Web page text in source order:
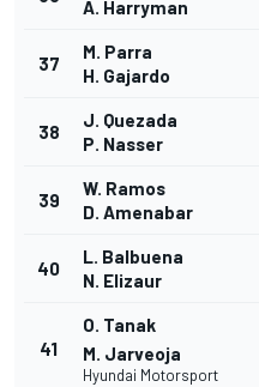
A. Harryman
37
M. Parra
H. Gajardo
38
J. Quezada
P. Nasser
39
W. Ramos
D. Amenabar
40
L. Balbuena
N. Elizaur
41
O. Tanak
M. Jarveoja
Hyundai Motorsport